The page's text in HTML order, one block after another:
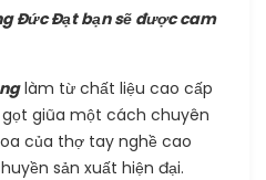
Đức Đạt bạn sẽ được cam
làm từ chất liệu cao cấp
giũa một cách chuyên
của thợ tay nghề cao
sản xuất hiện đại.